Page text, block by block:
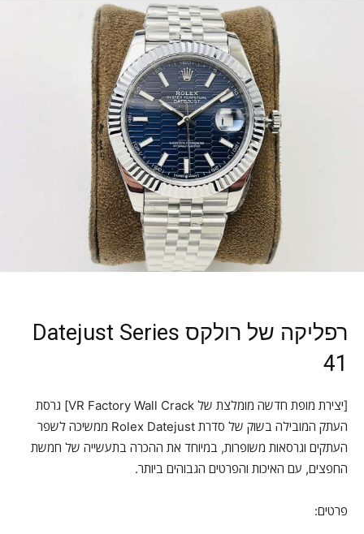
רפליקה של רולקס Datejust Series
41
[יצירת מופת חדשה מומלצת של VR Factory Wall Crack] גרסת
העתק המובילה בשוק של סדרת Rolex Datejust ממשיכה לשפר
העתקים וגרסאות משופרות, במיוחד את ההכרה בתעשייה של חמשת
החפצים, עם האיכות והפרטים הגבוהים ביותר.
פרטים: